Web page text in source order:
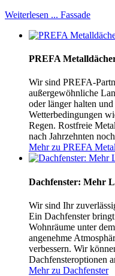
Weiterlesen ... Fassade
PREFA
Wir sind PREFA-
außergewöhnliche
oder länger halten
Wetterbedingungen
Regen. Rostfreie
nach Jahrzehnten
Mehr zu PREFA
Dachfenster: Mehr
Wir sind Ihr
Ein Dachfenster
Wohnräume unter
angenehme
verbessern. Wir
Dachfensteroptionen
Mehr zu Dachfenster